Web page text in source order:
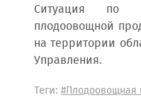
Ситуация по
плодоовощной
на территории
Управления.
Теги: #Плодоовощная